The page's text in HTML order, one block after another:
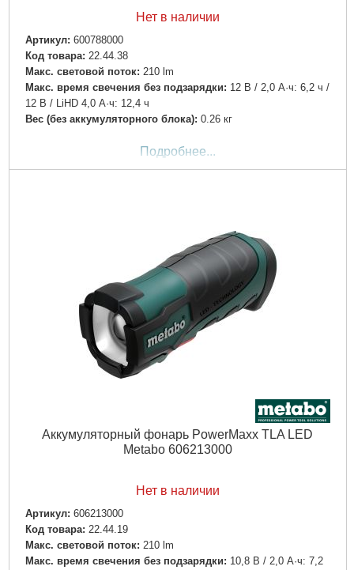
Нет в наличии
Артикул: 600788000
Код товара: 22.44.38
Макс. световой поток: 210 lm
Макс. время свечения без подзарядки: 12 В / 2,0 А·ч: 6,2 ч /
12 В / LiHD 4,0 А·ч: 12,4 ч
Вес (без аккумуляторного блока): 0.26 кг
Подробнее...
Аккумуляторный фонарь PowerMaxx TLA LED
Metabo 606213000
Нет в наличии
Артикул: 606213000
Код товара: 22.44.19
Макс. световой поток: 210 lm
Макс. время свечения без подзарядки: 10,8 В / 2,0 А·ч: 7,2